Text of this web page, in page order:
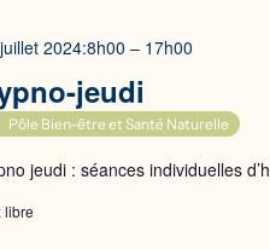
jeudi
2024:8h00 – 17h00
Pôle Bien-être et Santé Naturelle
jeudi : séances individuelles
libre